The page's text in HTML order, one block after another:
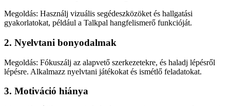
Megoldás: Használj vizuális segédeszközöket és hallgatási
gyakorlatokat, például a Talkpal hangfelismerő funkcióját.
2. Nyelvtani bonyodalmak
Megoldás: Fókuszálj az alapvető szerkezetekre, és haladj lépésről
lépésre. Alkalmazz nyelvtani játékokat és ismétlő feladatokat.
3. Motiváció hiánya